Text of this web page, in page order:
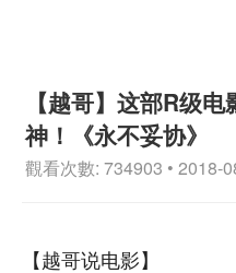
【越哥】这部R级
神！《永不妥协》
觀看次數: 734903 • 2018-
【越哥说电影】